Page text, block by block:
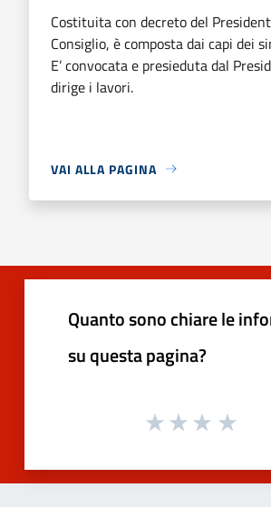
Costituita con decreto del
Consiglio, è composta dai capi dei
E’ convocata e presieduta dal
dirige i lavori.
VAI ALLA PAGINA
Quanto sono chiare le
su questa pagina?